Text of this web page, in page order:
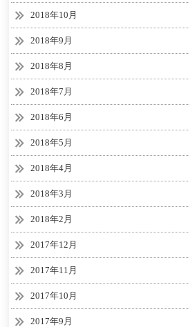
2018年10月
2018年9月
2018年8月
2018年7月
2018年6月
2018年5月
2018年4月
2018年3月
2018年2月
2017年12月
2017年11月
2017年10月
2017年9月